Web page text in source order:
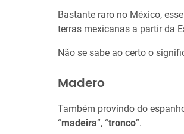
Bastante raro no México,
terras mexicanas a partir da
Não se sabe ao certo o
Madero
Também provindo do
“madeira”, “tronco”.